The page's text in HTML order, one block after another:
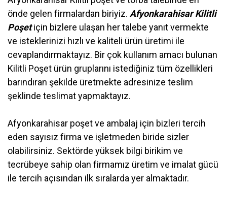
önde gelen firmalardan biriyiz. Afyonkarahisar Kilitli
Poşetiçin bizlere ulaşan her talebe yanıt vermekte
ve isteklerinizi hızlı ve kaliteli ürün üretimi ile
cevaplandırmaktayız. Bir çok kullanım amacı bulunan
Kilitli Poşet ürün gruplarını istediğiniz tüm özellikleri
barındıran şekilde üretmekte adresinize teslim
şeklinde teslimat yapmaktayız.
Afyonkarahisar poşet ve ambalaj için bizleri tercih
eden sayısız firma ve işletmeden biride sizler
olabilirsiniz. Sektörde yüksek bilgi birikim ve
tecrübeye sahip olan firmamız üretim ve imalat gücü
ile tercih açısından ilk sıralarda yer almaktadır.